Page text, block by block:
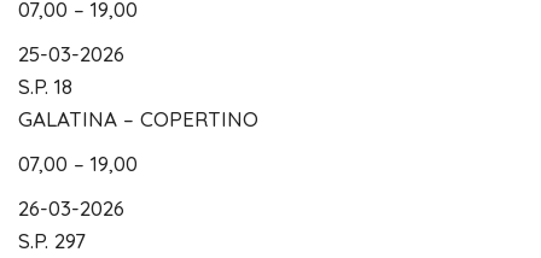
07,00 – 19,00
25-03-2026
S.P. 18
GALATINA – COPERTINO
07,00 – 19,00
26-03-2026
S.P. 297